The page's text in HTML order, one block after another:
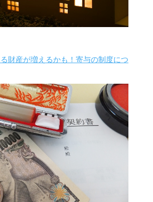
財産が増えるかも！寄与の制度につ